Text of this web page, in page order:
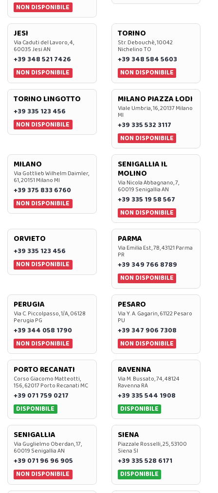
NON DISPONIBILE
JESI
Via Caduti del Lavoro, 4,
60035 Jesi AN
+39 348 521 7426
NON DISPONIBILE
TORINO
Str. Debouchè, 10042
Nichelino TO
+39 348 584 5603
NON DISPONIBILE
TORINO LINGOTTO
+39 335 123 456
NON DISPONIBILE
MILANO PIAZZA LODI
Viale Umbria, 16, 20137 Milano
MI
+39 335 532 3117
NON DISPONIBILE
MILANO
Via Gottlieb Wilhelm Daimler,
61, 20151 Milano MI
+39 375 833 6760
NON DISPONIBILE
SENIGALLIA IL
MOLINO
Via Nicola Abbagnano, 7,
60019 Senigallia AN
+39 335 19 58 567
NON DISPONIBILE
ORVIETO
+39 335 123 456
NON DISPONIBILE
PARMA
Via Emilia Est, 7B, 43121 Parma
PR
+39 349 766 8789
NON DISPONIBILE
PERUGIA
Via C. Piccolpasso, 1/A, 06128
Perugia PG
+39 344 058 1790
NON DISPONIBILE
PESARO
Via Y. A. Gagarin, 61122 Pesaro
PU
+39 347 906 7308
NON DISPONIBILE
PORTO RECANATI
Corso Giacomo Matteotti,
156, 62017 Porto Recanati MC
+39 071 759 0217
DISPONIBILE
RAVENNA
Via M. Bussato, 74, 48124
Ravenna RA
+39 335 544 1908
DISPONIBILE
SENIGALLIA
Via Guglielmo Oberdan, 17,
60019 Senigallia AN
+39 071 96 96 905
NON DISPONIBILE
SIENA
Piazzale Rosselli, 25, 53100
Siena SI
+39 335 528 6171
DISPONIBILE